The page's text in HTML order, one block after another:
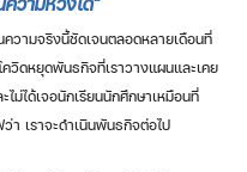
วามหวังได้”
วิดหยุดพันธกิจที่เราวางแผนและเคย
ไม่ได้เจอนักเรียนนักศึกษาเหมือนที่
า เราจะดำเนินพันธกิจต่อไป